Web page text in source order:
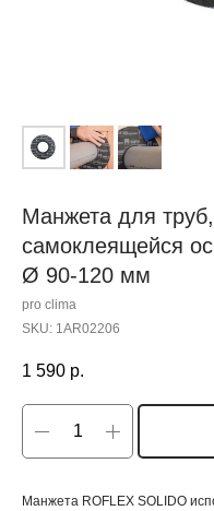
Манжета для
самоклеящейся
Ø 90-120 мм
pro clima
SKU: 1AR02206
1 590 р.
Манжета ROFLEX SOLIDO